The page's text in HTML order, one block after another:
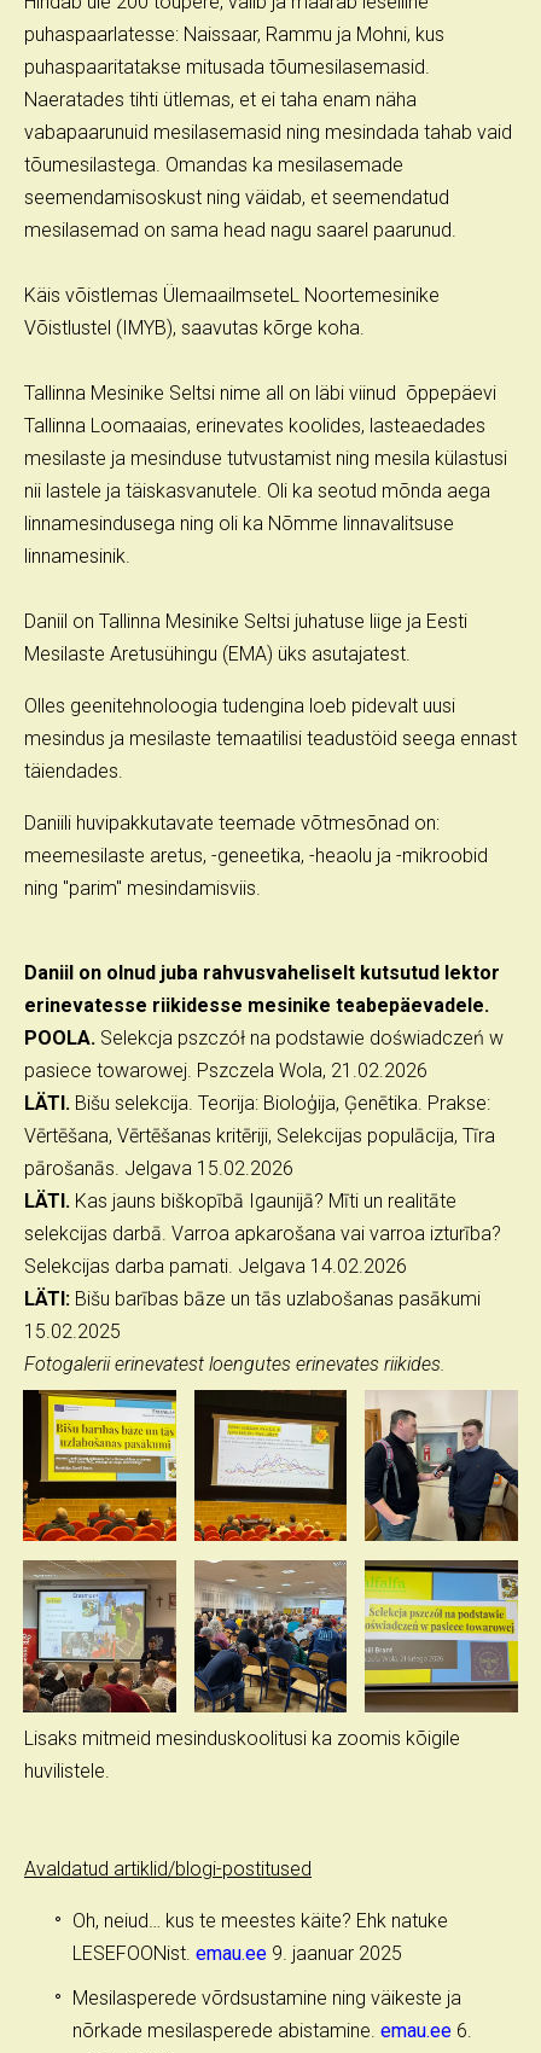
puhaspaarlatesse: Naissaar, Rammu ja Mohni, kus
puhaspaaritatakse mitusada tõumesilasemasid.
Naeratades tihti ütlemas, et ei taha enam näha
vabapaarunuid mesilasemasid ning mesindada tahab vaid
tõumesilastega. Omandas ka mesilasemade
seemendamisoskust ning väidab, et seemendatud
mesilasemad on sama head nagu saarel paarunud.
Käis võistlemas ÜlemaailmseteL Noortemesinike
Võistlustel (IMYB), saavutas kõrge koha.
Tallinna Mesinike Seltsi nime all on läbi viinud õppepäevi
Tallinna Loomaaias, erinevates koolides, lasteaedades
mesilaste ja mesinduse tutvustamist ning mesila külastusi
nii lastele ja täiskasvanutele. Oli ka seotud mõnda aega
linnamesindusega ning oli ka Nõmme linnavalitsuse
linnamesinik.
Daniil on Tallinna Mesinike Seltsi juhatuse liige ja Eesti
Mesilaste Aretusühingu (EMA) üks asutajatest.
Olles geenitehnoloogia tudengina loeb pidevalt uusi
mesindus ja mesilaste temaatilisi teadustöid seega ennast
täiendades.
Daniili huvipakkutavate teemade võtmesõnad on:
meemesilaste aretus, -geneetika, -heaolu ja -mikroobid
ning "parim" mesindamisviis.
Daniil on olnud juba rahvusvaheliselt kutsutud lektor
erinevatesse riikidesse mesinike teabepäevadele.
POOLA. Selekcja pszczół na podstawie doświadczeń w
pasiece towarowej. Pszczela Wola, 21.02.2026
LÄTI. Bišu selekcija. Teorija: Bioloģija, Ģenētika. Prakse:
Vērtēšana, Vērtēšanas kritēriji, Selekcijas populācija, Tīra
pārošanās. Jelgava 15.02.2026
LÄTI. Kas jauns biškopībā Igaunijā? Mīti un realitāte
selekcijas darbā. Varroa apkarošana vai varroa izturība?
Selekcijas darba pamati. Jelgava 14.02.2026
LÄTI: Bišu barības bāze un tās uzlabošanas pasākumi
15.02.2025
Fotogalerii erinevatest loengutes erinevates riikides.
Lisaks mitmeid mesinduskoolitusi ka zoomis kõigile
huvilistele.
Avaldatud artiklid/blogi-postitused
Oh, neiud… kus te meestes käite? Ehk natuke
LESEFOONist. emau.ee 9. jaanuar 2025
Mesilasperede võrdsustamine ning väikeste ja
nõrkade mesilasperede abistamine. emau.ee 6.